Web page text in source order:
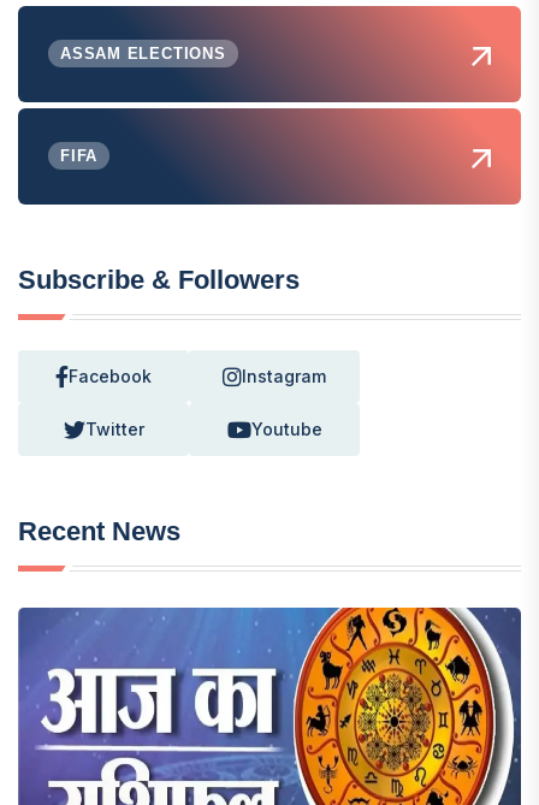
ASSAM ELECTIONS
FIFA
Subscribe & Followers
Facebook Instagram
Twitter Youtube
Recent News